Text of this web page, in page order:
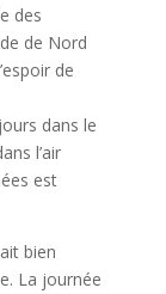
des
de Nord
de
dans le
l’air
est
bien
La journée